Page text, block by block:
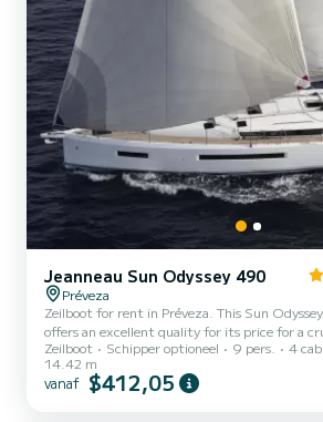
Jeanneau Sun Odyssey 490
Préveza
Zeilboot for rent in Préveza. This Sun
offers an excellent quality for its price for a
even a few weeks. You are going to have an exceptional cruise on
this zeilboot of 14 meters. You will be able to
9 passengers when cruising and take
Zeilboot Schipper optioneel 9 pers. 4
14.42 m
vanaf $412,05